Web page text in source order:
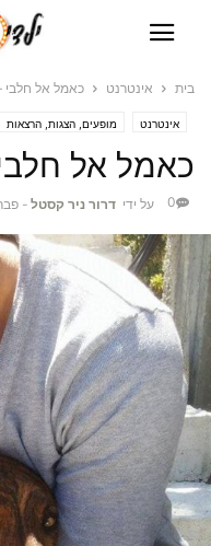
בית אינטרנט כאמל אל חלבי –
אינטרנט מופעים, הצגות, הרצאות
כאמל אל חלבי
על ידי דרור ניר קסטל - 0